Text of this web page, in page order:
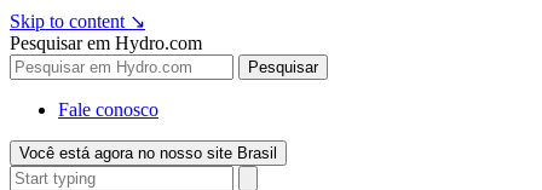
Skip to content ↘
Pesquisar em Hydro.com
Pesquisar
Fale conosco
Você está agora no nosso site Brasil